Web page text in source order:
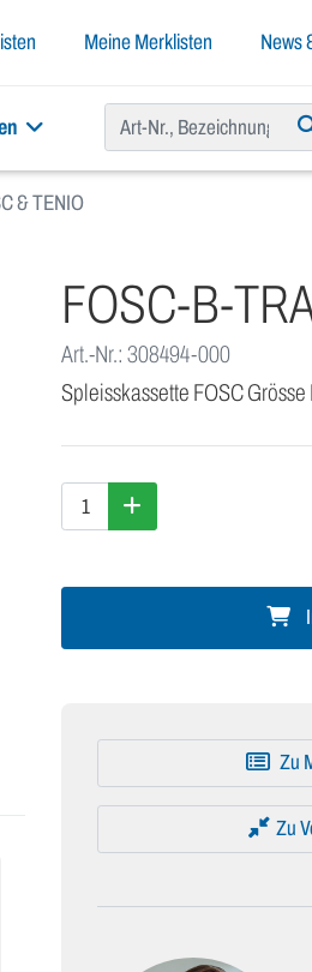
Meine Merklisten News
& TENIO
FOSC-B-
Art.-Nr.: 308494-000
Spleisskassette FOSC
Zu
Zu